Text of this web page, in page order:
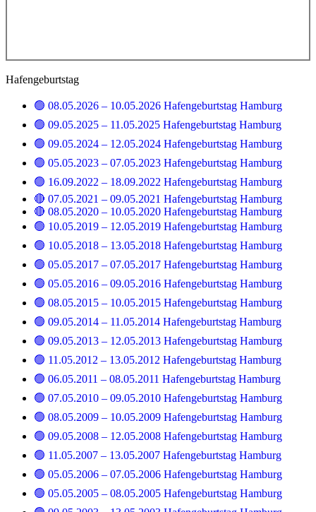
Hafengeburtstag
🟢 08.05.2026 – 10.05.2026 Hafengeburtstag Hamburg
🟢 09.05.2025 – 11.05.2025 Hafengeburtstag Hamburg
🟢 09.05.2024 – 12.05.2024 Hafengeburtstag Hamburg
🟢 05.05.2023 – 07.05.2023 Hafengeburtstag Hamburg
🟢 16.09.2022 – 18.09.2022 Hafengeburtstag Hamburg
🔴 07.05.2021 – 09.05.2021 Hafengeburtstag Hamburg
🔴 08.05.2020 – 10.05.2020 Hafengeburtstag Hamburg
🟢 10.05.2019 – 12.05.2019 Hafengeburtstag Hamburg
🟢 10.05.2018 – 13.05.2018 Hafengeburtstag Hamburg
🟢 05.05.2017 – 07.05.2017 Hafengeburtstag Hamburg
🟢 05.05.2016 – 09.05.2016 Hafengeburtstag Hamburg
🟢 08.05.2015 – 10.05.2015 Hafengeburtstag Hamburg
🟢 09.05.2014 – 11.05.2014 Hafengeburtstag Hamburg
🟢 09.05.2013 – 12.05.2013 Hafengeburtstag Hamburg
🟢 11.05.2012 – 13.05.2012 Hafengeburtstag Hamburg
🟢 06.05.2011 – 08.05.2011 Hafengeburtstag Hamburg
🟢 07.05.2010 – 09.05.2010 Hafengeburtstag Hamburg
🟢 08.05.2009 – 10.05.2009 Hafengeburtstag Hamburg
🟢 09.05.2008 – 12.05.2008 Hafengeburtstag Hamburg
🟢 11.05.2007 – 13.05.2007 Hafengeburtstag Hamburg
🟢 05.05.2006 – 07.05.2006 Hafengeburtstag Hamburg
🟢 05.05.2005 – 08.05.2005 Hafengeburtstag Hamburg